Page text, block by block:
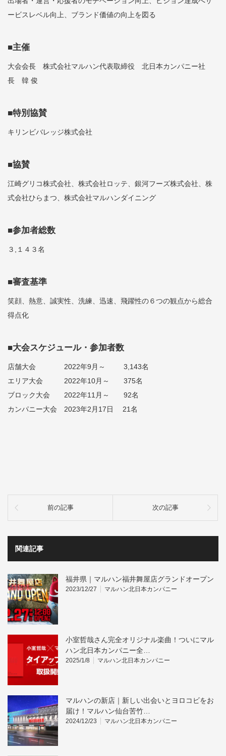
ービスレベル向上、ブランド価値の向上を図る
■主催
大会会長 株式会社マルハン代表取締役 北日本カンパニー社
長 韓 俊
■特別協賛
キリンビバレッジ株式会社
■協賛
江崎グリコ株式会社、株式会社ロッテ、銀河フーズ株式会社、株
式会社ひらまつ、株式会社マルハンダイニング
■参加者総数
３,１４３名
■審査基準
笑顔、熱意、誠実性、洗練、迅速、飛躍性の６つの観点から総合
得点化
■大会スケジュール・参加者数
店舗大会 2022年9月～ 3,143名
エリア大会 2022年10月～ 375名
ブロック大会 2022年11月～ 92名
カンパニー大会 2023年2月17日 21名
前の記事 次の記事
関連記事
福井県｜マルハン福井舞屋店グランドオープン
2023/12/27 マルハン北日本カンパニー
小室哲哉さん完全オリジナル楽曲！ついにマル
ハン北日本カンパニー全…
2025/1/8 マルハン北日本カンパニー
マルハンの新店｜新しい出会いとヨロコビをお
届け！マルハン仙台苦竹…
2024/12/23 マルハン北日本カンパニー